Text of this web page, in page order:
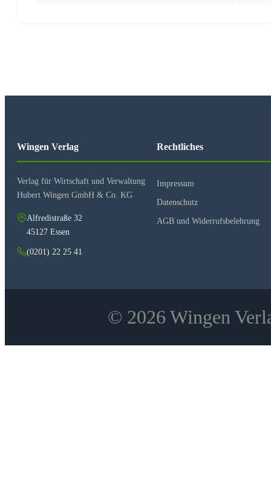
Wingen Verlag
Verlag für Wirtschaft und Verwaltung
Hubert Wingen GmbH & Co. KG
Alfredistraße 32
45127 Essen
(0201) 22 25 41
Rechtliches
Impressum
Datenschutz
AGB und Widerrufsbelehrung
© 2026 Wingen